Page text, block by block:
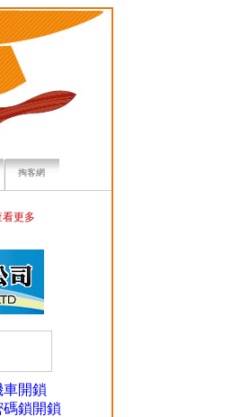
掏客網
看更多
車開鎖
碼鎖開鎖